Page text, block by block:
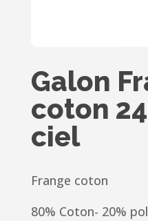
Galon
coton
ciel
Frange coton
80% Coton- 20%